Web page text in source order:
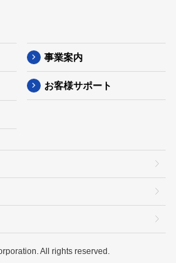
事業案内
お客様サポート
All rights reserved.